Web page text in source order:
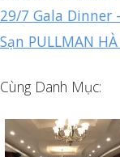
29/7 Gala Dinner
Sạn PULLMAN
Cùng Danh Mục: